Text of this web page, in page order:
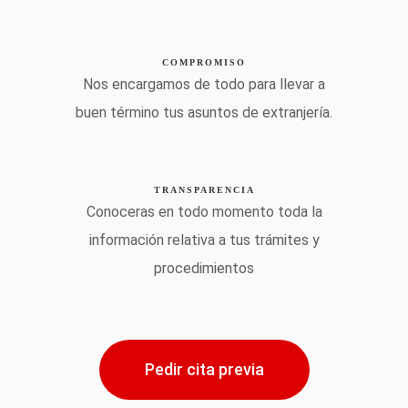
COMPROMISO
Nos encargamos de todo para llevar a
buen término tus asuntos de extranjería.
TRANSPARENCIA
Conoceras en todo momento toda la
información relativa a tus trámites y
procedimientos
Pedir cita previa